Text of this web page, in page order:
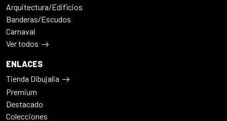
Arquitectura/Edificios
Banderas/Escudos
Carnaval
Ver todos
ENLACES
Tienda Dibujalia
Premium
Destacado
Colecciones